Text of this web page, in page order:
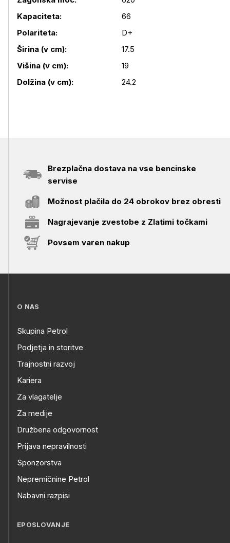
Podrobnosti izdelka
Kapaciteta:
66
Polariteta:
D+
Širina (v cm):
17.5
Višina (v cm):
19
Dolžina (v cm):
24.2
Brezplačna dostava na vse bencinske
servise
Možnost plačila do 24 obrokov brez obresti
Nagrajevanje zvestobe z Zlatimi točkami
Povsem varen nakup
O NAS
Skupina Petrol
Podjetja in storitve
Trajnostni razvoj
Kariera
Za vlagatelje
Za medije
Družbena odgovornost
Prijava nepravilnosti
Sponzorstva
Nepremičnine Petrol
Nabavni razpisi
EPOSLOVANJE